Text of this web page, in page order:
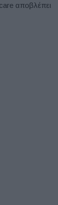
αποβλέπει